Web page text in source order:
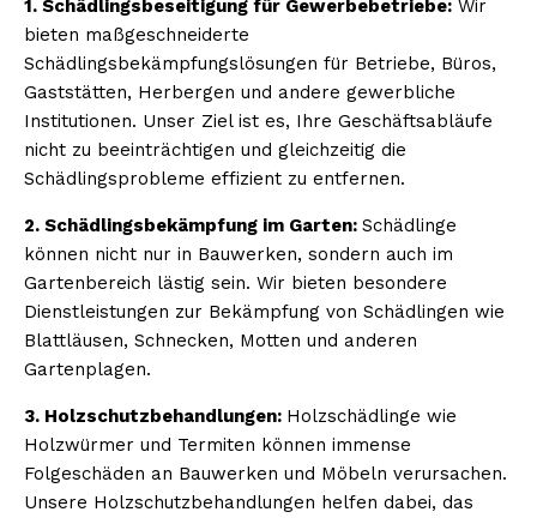
1. Schädlingsbeseitigung für Gewerbebetriebe: Wir
bieten maßgeschneiderte
Schädlingsbekämpfungslösungen für Betriebe, Büros,
Gaststätten, Herbergen und andere gewerbliche
Institutionen. Unser Ziel ist es, Ihre Geschäftsabläufe
nicht zu beeinträchtigen und gleichzeitig die
Schädlingsprobleme effizient zu entfernen.
2. Schädlingsbekämpfung im Garten: Schädlinge
können nicht nur in Bauwerken, sondern auch im
Gartenbereich lästig sein. Wir bieten besondere
Dienstleistungen zur Bekämpfung von Schädlingen wie
Blattläusen, Schnecken, Motten und anderen
Gartenplagen.
3. Holzschutzbehandlungen: Holzschädlinge wie
Holzwürmer und Termiten können immense
Folgeschäden an Bauwerken und Möbeln verursachen.
Unsere Holzschutzbehandlungen helfen dabei, das